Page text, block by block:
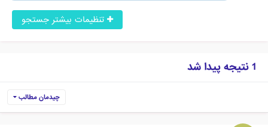
تنظیمات بیشتر جستجو
1 نتیجه پیدا شد
چیدمان مطالب